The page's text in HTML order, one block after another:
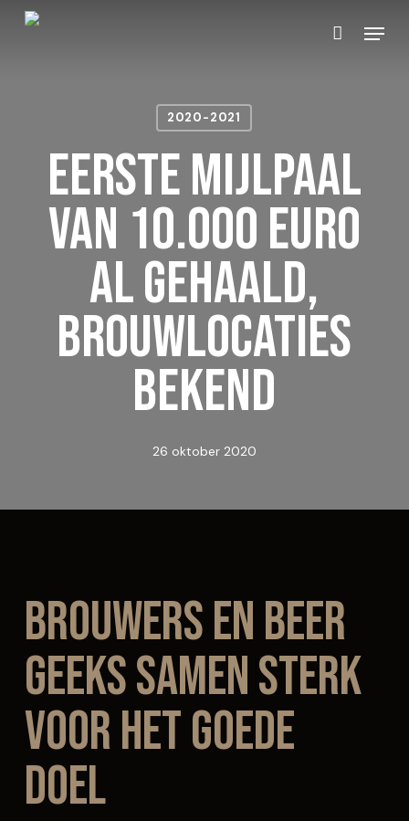
Skip
Menu
2020-2021
Eerste mijlpaal
van 10.000 euro
al gehaald,
brouwlocaties
bekend
26 oktober 2020
Brouwers en Beer
Geeks samen sterk
voor het goede
doel